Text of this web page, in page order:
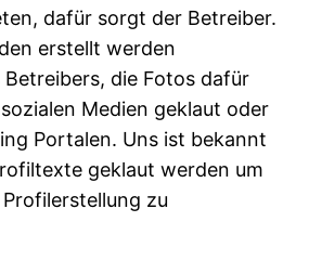
dafür sorgt der Betreiber.
erstellt werden
die Fotos dafür
Medien geklaut oder
Portalen. Uns ist bekannt
geklaut werden um
zu